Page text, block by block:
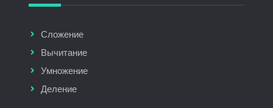
Сложение
Вычитание
Умножение
Деление